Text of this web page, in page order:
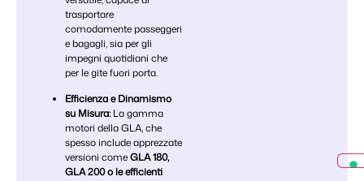
trasportare
comodamente passeggeri
e bagagli, sia per gli
impegni quotidiani che
per le gite fuori porta.
Efficienza e Dinamismo
su Misura: La gamma
motori della GLA, che
spesso include apprezzate
versioni comeGLA 180,
GLA 200 o le efficienti